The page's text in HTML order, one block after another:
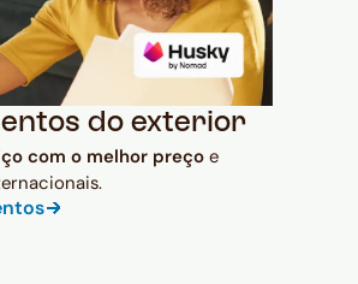
do exterior
com o melhor preço e